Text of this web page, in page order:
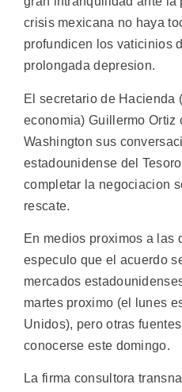
crisis mexicana no haya
profundicen los vaticinios
prolongada depresion.
El secretario de Hacienda
economia) Guillermo Ortiz
Washington sus
estadounidense del
completar la negociacion
rescate.
En medios proximos a las
especulo que el acuerdo
mercados
martes proximo (el lunes
Unidos), pero otras
conocerse este domingo.
La firma consultora